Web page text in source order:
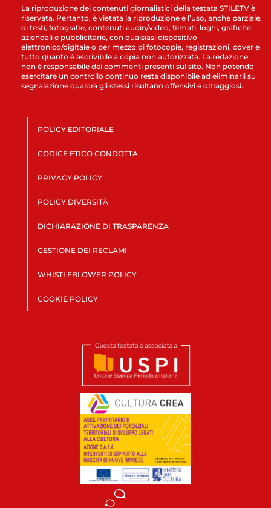
La riproduzione dei contenuti giornalistici della testata STILETV è
riservata. Pertanto, è vietata la riproduzione e l’uso, anche parziale,
di testi, fotografie, contenuti audio/video, filmati, loghi, grafiche
aziendali e pubblicitarie, con qualsiasi dispositivo
elettronico/digitale o per mezzo di fotocopie, registrazioni, cover e
tutto quanto è ascrivibile a copia non autorizzata. La redazione
non è responsabile dei commenti presenti sul sito. Non potendo
esercitare un controllo continuo resta disponibile ad eliminarli su
segnalazione qualora gli stessi risultano offensivi e oltraggiosi.
POLICY EDITORIALE
CODICE ETICO CONDOTTA
PRIVACY POLICY
POLICY DIVERSITÀ
DICHIARAZIONE DI TRASPARENZA
GESTIONE DEI RECLAMI
WHISTLEBLOWER POLICY
COOKIE POLICY